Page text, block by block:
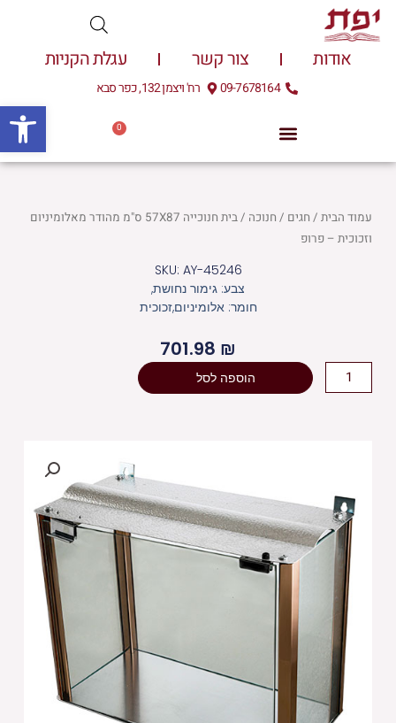
דילוג
לתוכן
אודות צור קשר עגלת הקניות
09-7678164 רח' ויצמן 132, כפר סבא
0
עגלת
עמוד הבית/ חגים / חנוכה
/ בית חנוכייה 57X87 ס"מ מהודר מאלומיניום
וזכוכית – פרופ
SKU: AY-45246
צבע: גימור נחושת,
חומר: אלומיניום,זכוכית
701.98 ₪
כמות
של
מהודר
מאלומיניום
וזכוכית
פרופ
הוספה לסל